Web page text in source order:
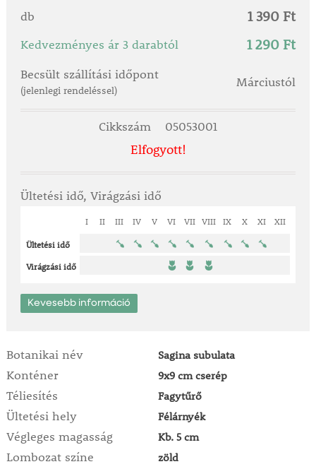
db
1 390 Ft
Kedvezményes ár 3 darabtól 1 290 Ft
Becsült szállítási időpont
(jelenlegi rendeléssel)
Márciustól
Cikkszám 05053001
Elfogyott!
Ültetési idő, Virágzási idő
I II III IV V VI VII VIII IX X XI XII
Ültetési idő
Virágzási idő
Kevesebb információ
Botanikai név Sagina subulata
Konténer 9x9 cm cserép
Téliesítés Fagytűrő
Ültetési hely Félárnyék
Végleges magasság Kb. 5 cm
Lombozat színe zöld